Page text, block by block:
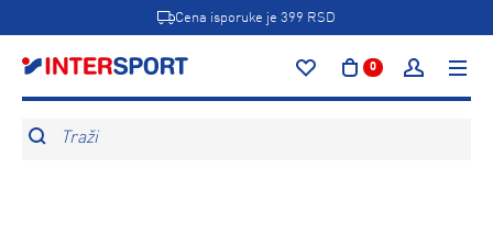
Cena isporuke je 399 RSD
0
Traži